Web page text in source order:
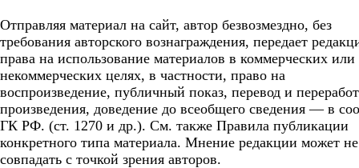
Отправляя материал на сайт, автор безвозмездно, без
требования авторского вознаграждения, передает
права на использование материалов в коммерческих или
некоммерческих целях, в частности, право на
воспроизведение, публичный показ, перевод и
произведения, доведение до всеобщего сведения — в
ГК РФ. (ст. 1270 и др.). См. также Правила публикации
конкретного типа материала. Мнение редакции может не
совпадать с точкой зрения авторов.